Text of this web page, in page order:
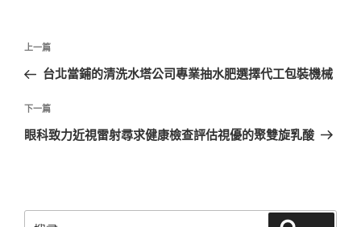
文
導
覽
上
一
文
章
上一篇
台北當鋪的清洗水塔公司專業抽水肥選擇代工包裝機械
下
一
下一篇
眼科致力近視雷射尋求健康檢查評估視優的聚雙旋乳酸